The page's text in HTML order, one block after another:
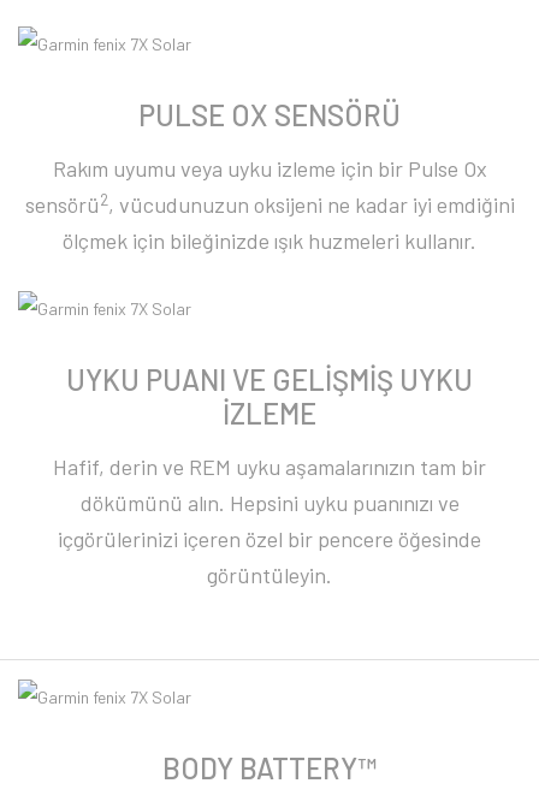
PULSE OX SENSÖRÜ
Rakım uyumu veya uyku izleme için bir Pulse Ox
sensörü2, vücudunuzun oksijeni ne kadar iyi emdiğini
ölçmek için bileğinizde ışık huzmeleri kullanır.
UYKU PUANI VE GELİŞMİŞ UYKU
İZLEME
Hafif, derin ve REM uyku aşamalarınızın tam bir
dökümünü alın. Hepsini uyku puanınızı ve
içgörülerinizi içeren özel bir pencere öğesinde
görüntüleyin.
BODY BATTERY™